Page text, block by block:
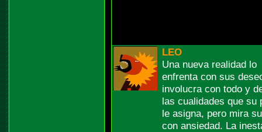
LEO
Una nueva realidad lo
enfrenta con sus
involucra con todo y
las cualidades que su
le asigna, pero mira
con ansiedad. La